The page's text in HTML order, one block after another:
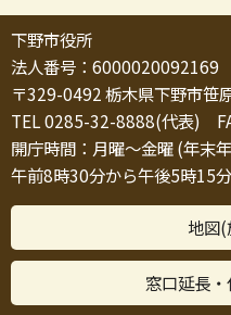
下野市役所
法人番号：6000020092169
〒329-0492 栃木県下野市笹
TEL 0285-32-8888(代表)
開庁時間：月曜～金曜 (年末
午前8時30分から午後5時15
地図(
窓口延長